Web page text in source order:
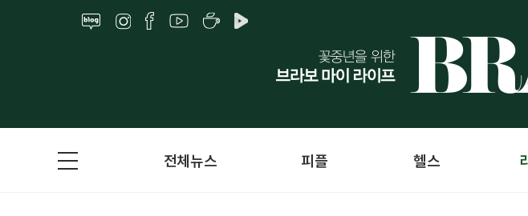
전체뉴스 피플 헬스